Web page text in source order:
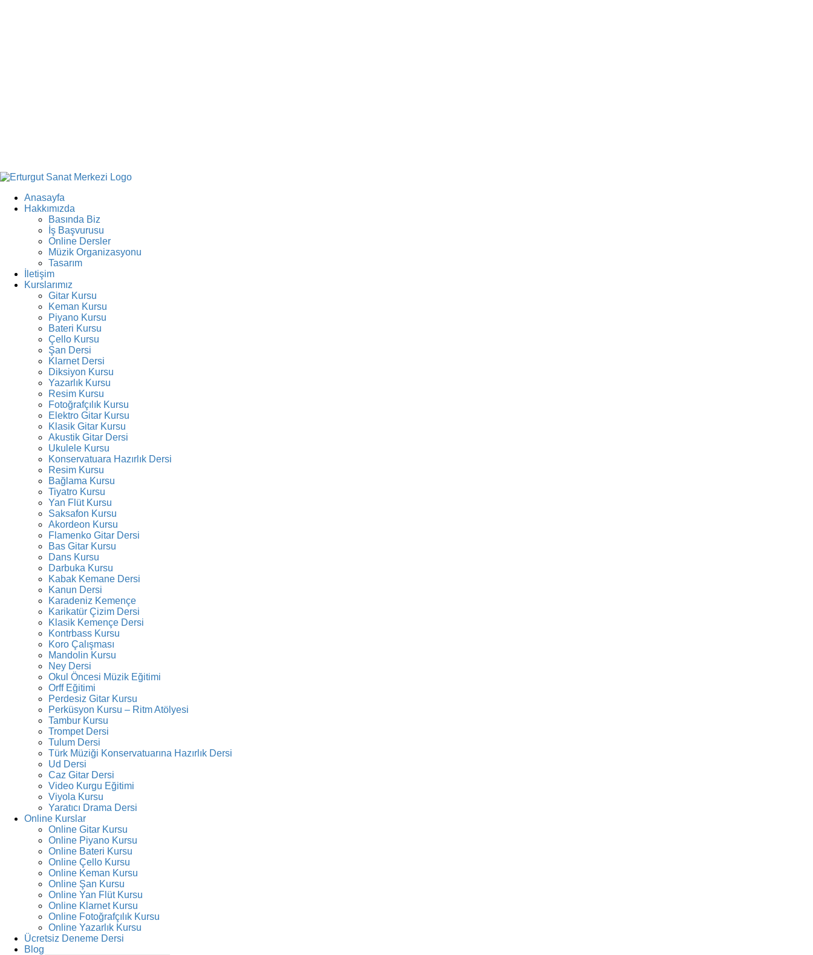
Anasayfa
Hakkımızda
Basında Biz
İş Başvurusu
Online Dersler
Müzik Organizasyonu
Tasarım
İletişim
Kurslarımız
Gitar Kursu
Keman Kursu
Piyano Kursu
Bateri Kursu
Çello Kursu
Şan Dersi
Klarnet Dersi
Diksiyon Kursu
Yazarlık Kursu
Resim Kursu
Fotoğrafçılık Kursu
Elektro Gitar Kursu
Klasik Gitar Kursu
Akustik Gitar Dersi
Ukulele Kursu
Konservatuara Hazırlık Dersi
Resim Kursu
Bağlama Kursu
Tiyatro Kursu
Yan Flüt Kursu
Saksafon Kursu
Akordeon Kursu
Flamenko Gitar Dersi
Bas Gitar Kursu
Dans Kursu
Darbuka Kursu
Kabak Kemane Dersi
Kanun Dersi
Karadeniz Kemençe
Karikatür Çizim Dersi
Klasik Kemençe Dersi
Kontrbass Kursu
Koro Çalışması
Mandolin Kursu
Ney Dersi
Okul Öncesi Müzik Eğitimi
Orff Eğitimi
Perdesiz Gitar Kursu
Perküsyon Kursu – Ritm Atölyesi
Tambur Kursu
Trompet Dersi
Tulum Dersi
Türk Müziği Konservatuarına Hazırlık Dersi
Ud Dersi
Caz Gitar Dersi
Video Kurgu Eğitimi
Viyola Kursu
Yaratıcı Drama Dersi
Online Kurslar
Online Gitar Kursu
Online Piyano Kursu
Online Bateri Kursu
Online Çello Kursu
Online Keman Kursu
Online Şan Kursu
Online Yan Flüt Kursu
Online Klarnet Kursu
Online Fotoğrafçılık Kursu
Online Yazarlık Kursu
Ücretsiz Deneme Dersi
Blog